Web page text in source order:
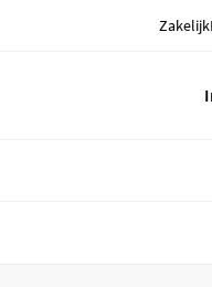
Zakelijk